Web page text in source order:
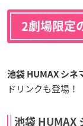
2劇場限定
池袋 HUMAX シネ
ドリンクも登場！
池袋 HUMAX